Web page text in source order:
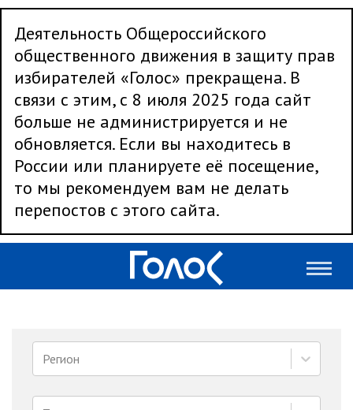
Деятельность Общероссийского
общественного движения в защиту прав
избирателей «Голос» прекращена. В
связи с этим, с 8 июля 2025 года сайт
больше не администрируется и не
обновляется. Если вы находитесь в
России или планируете её посещение,
то мы рекомендуем вам не делать
перепостов с этого сайта.
Регион